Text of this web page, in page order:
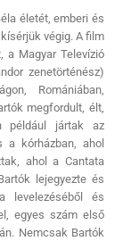
életét, emberi és
végig. A film
a Magyar Televízió
zenetörténész)
Romániában,
megfordult, élt,
például jártak az
a kórházban, ahol
ahol a Cantata
lejegyezte és
és
egyes szám első
Nemcsak Bartók